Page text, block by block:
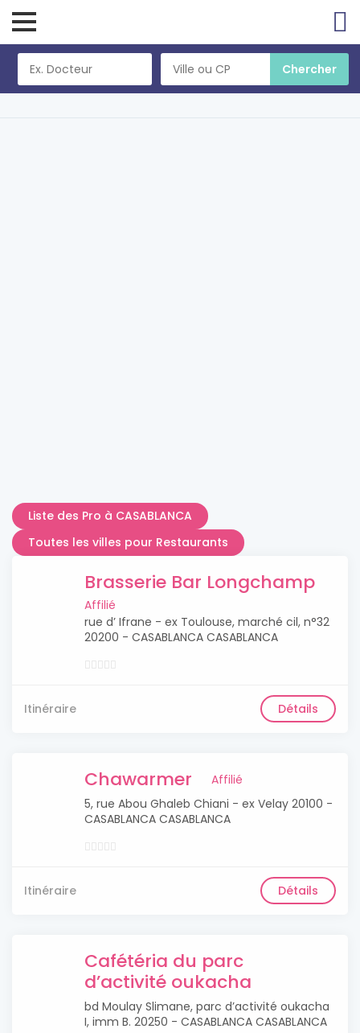
Liste des Pro à CASABLANCA
Toutes les villes pour Restaurants
Brasserie Bar Longchamp
Affilié
rue d’ Ifrane - ex Toulouse, marché cil, n°32
20200 - CASABLANCA CASABLANCA
Itinéraire Détails
Chawarmer
Affilié
5, rue Abou Ghaleb Chiani - ex Velay 20100 -
CASABLANCA CASABLANCA
Itinéraire Détails
Cafétéria du parc
d’activité oukacha
bd Moulay Slimane, parc d’activité oukacha
I, imm B. 20250 - CASABLANCA CASABLANCA